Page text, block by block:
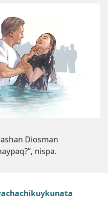
Diosman
nispa.